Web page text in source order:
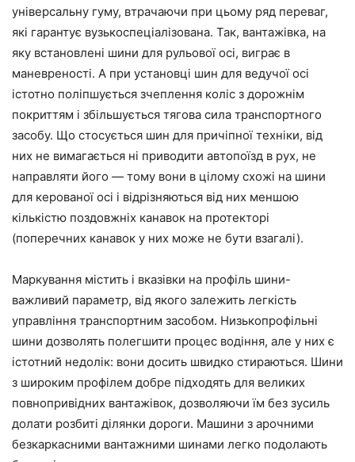
універсальну гуму, втрачаючи при цьому ряд переваг,
які гарантує вузькоспеціалізована. Так, вантажівка, на
яку встановлені шини для рульової осі, виграє в
маневреності. А при установці шин для ведучої осі
істотно поліпшується зчеплення коліс з дорожнім
покриттям і збільшується тягова сила транспортного
засобу. Що стосується шин для причіпної техніки, від
них не вимагається ні приводити автопоїзд в рух, не
направляти його — тому вони в цілому схожі на шини
для керованої осі і відрізняються від них меншою
кількістю поздовжніх канавок на протекторі
(поперечних канавок у них може не бути взагалі).
Маркування містить і вказівки на профіль шини-
важливий параметр, від якого залежить легкість
управління транспортним засобом. Низькопрофільні
шини дозволять полегшити процес водіння, але у них є
істотний недолік: вони досить швидко стираються. Шини
з широким профілем добре підходять для великих
повнопривідних вантажівок, дозволяючи їм без зусиль
долати розбиті ділянки дороги. Машини з арочними
безкаркасними вантажними шинами легко подолають